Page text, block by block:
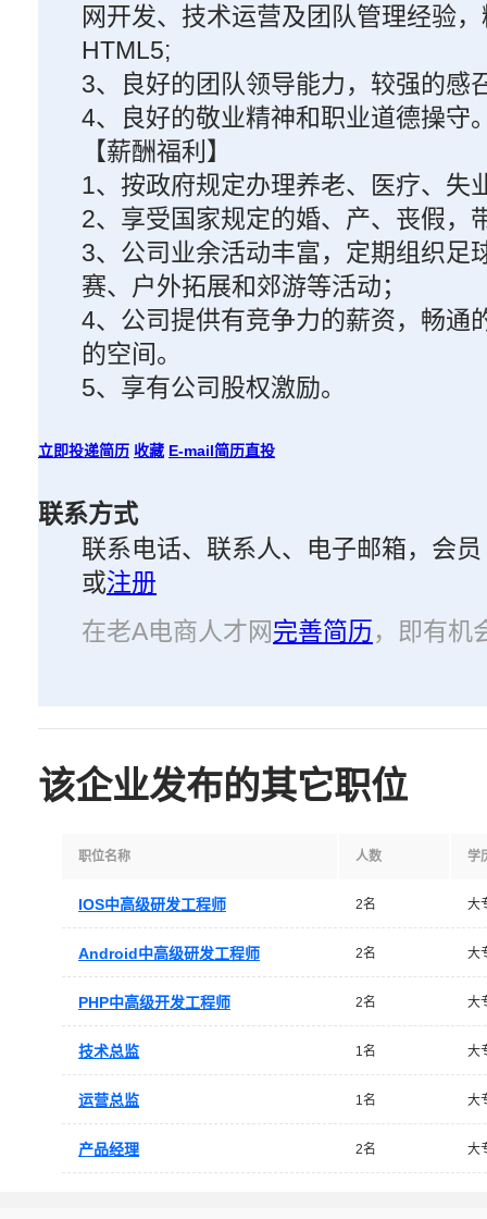
网开发、技术运营及团队管理经验
HTML5;
3、良好的团队领导能力，较强的感
4、良好的敬业精神和职业道德操守
【薪酬福利】
1、按政府规定办理养老、医疗、失
2、享受国家规定的婚、产、丧假，
3、公司业余活动丰富，定期组织足
赛、户外拓展和郊游等活动；
4、公司提供有竞争力的薪资，畅通
的空间。
5、享有公司股权激励。
立即投递简历 收藏 E-mail简历直投
联系方式
联系电话、联系人、电子邮箱，会员
或注册
在老A电商人才网完善简历，即有机
该企业发布的其它职位
职位名称 人数 学
IOS中高级研发工程师 2名 大
Android中高级研发工程师 2名 大
PHP中高级开发工程师 2名 大
技术总监 1名 大
运营总监 1名 大
产品经理 2名 大